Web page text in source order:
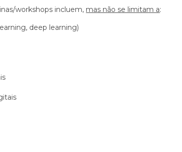
workshops incluem, mas não se limitam a:
deep learning)